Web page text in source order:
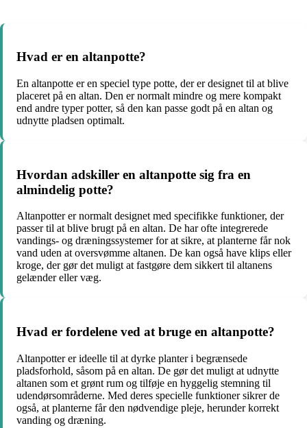
Hvad er en altanpotte?
En altanpotte er en speciel type potte, der er designet til at blive
placeret på en altan. Den er normalt mindre og mere kompakt
end andre typer potter, så den kan passe godt på en altan og
udnytte pladsen optimalt.
Hvordan adskiller en altanpotte sig fra en
almindelig potte?
Altanpotter er normalt designet med specifikke funktioner, der
passer til at blive brugt på en altan. De har ofte integrerede
vandings- og dræningssystemer for at sikre, at planterne får nok
vand uden at oversvømme altanen. De kan også have klips eller
kroge, der gør det muligt at fastgøre dem sikkert til altanens
gelænder eller væg.
Hvad er fordelene ved at bruge en altanpotte?
Altanpotter er ideelle til at dyrke planter i begrænsede
pladsforhold, såsom på en altan. De gør det muligt at udnytte
altanen som et grønt rum og tilføje en hyggelig stemning til
udendørsområderne. Med deres specielle funktioner sikrer de
også, at planterne får den nødvendige pleje, herunder korrekt
vanding og dræning.